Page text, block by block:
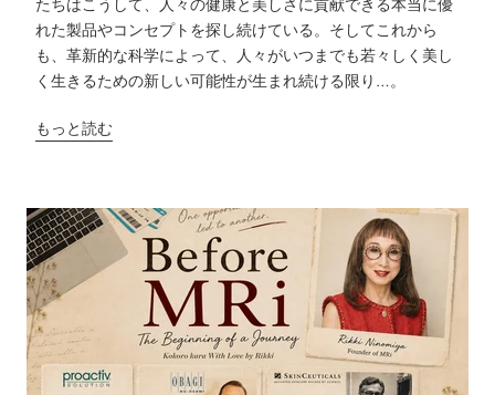
たちはこうして、人々の健康と美しさに貢献できる本当に優
れた製品やコンセプトを探し続けている。そしてこれから
も、革新的な科学によって、人々がいつまでも若々しく美し
く生きるための新しい可能性が生まれ続ける限り…。
もっと読む